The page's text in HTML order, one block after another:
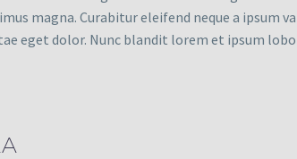
magna. Curabitur eleifend neque a ipsum
eget dolor. Nunc blandit lorem et ipsum